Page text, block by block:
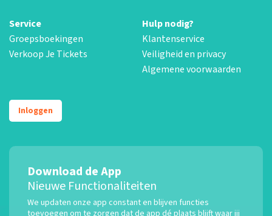
Service
Groepsboekingen
Verkoop Je Tickets
Hulp nodig?
Klantenservice
Veiligheid en privacy
Algemene voorwaarden
Inloggen
Download de App
Nieuwe Functionaliteiten
We updaten onze app constant en blijven functies
toevoegen om te zorgen dat de app dé plaats blijft waar jij